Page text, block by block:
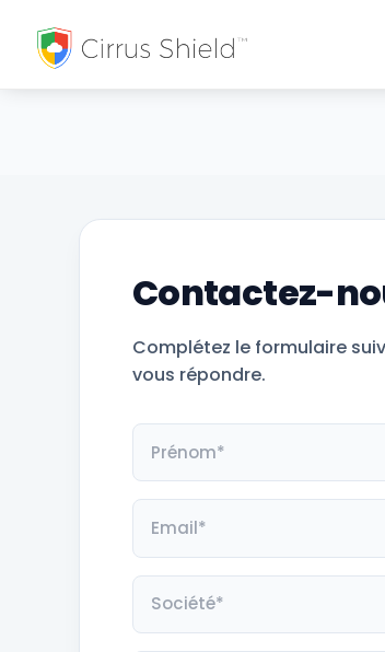
Contactez-
Complétez le formulaire
vous répondre.